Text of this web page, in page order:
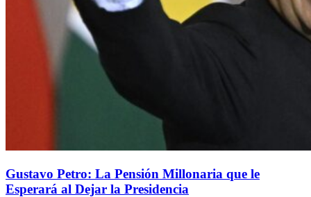
Gustavo Petro: La Pensión Millonaria que le
Esperará al Dejar la Presidencia